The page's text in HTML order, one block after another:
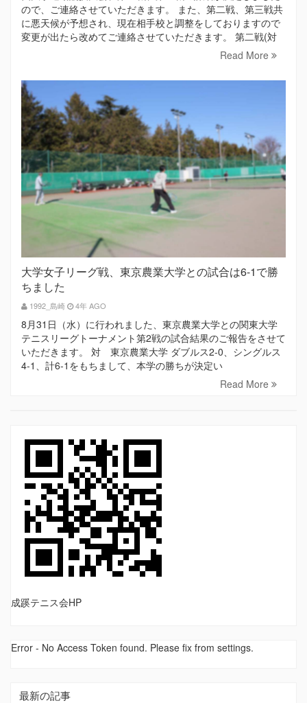
ので、ご連絡させていただきます。 また、第二戦、第三戦共
に悪天候が予想され、現在相手校と調整をしておりますので
変更が出たら改めてご連絡させていただきます。 第二戦(対
Read More
大学女子リーグ戦、東京農業大学との試合は6-1で勝
ちました
1992_島崎 4年 AGO
8月31日（水）に行われました、東京農業大学との関東大学
テニスリーグトーナメント第2戦の試合結果のご報告をさせて
いただきます。 対 東京農業大学 ダブルス2-0、シングルス
4-1、計6-1をもちまして、本学の勝ちが決定い
Read More
成蹊テニス会HP
Error - No Access Token found. Please fix from settings.
最新の記事